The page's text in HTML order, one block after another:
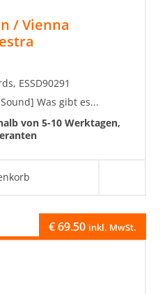
/ Vienna
ESSD90291
Was gibt es...
von 5-10 Werktagen,
€69.50 inkl. MwSt.